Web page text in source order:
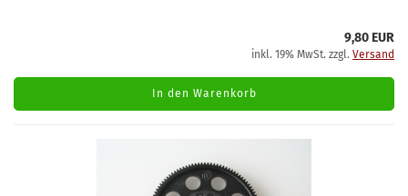
9,80 EUR
inkl. 19% MwSt. zzgl. Versand
In den Warenkorb